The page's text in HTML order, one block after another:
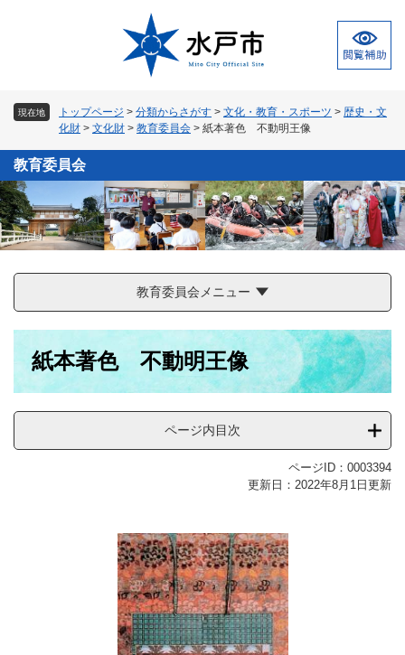
本
文
へ
現在地 トップページ > 分類からさがす > 文化・教育・スポーツ > 歴史・文
化財 > 文化財 > 教育委員会 > 紙本著色 不動明王像
教育委員会
教育委員会メニュー
紙本著色 不動明王像
ページ内目次
ページID：0003394
更新日：2022年8月1日更新